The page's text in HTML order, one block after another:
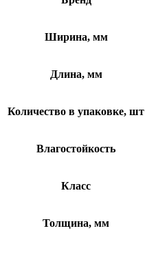
Ширина, мм
Длина, мм
Количество в упаковке, шт
Влагостойкость
Класс
Толщина, мм